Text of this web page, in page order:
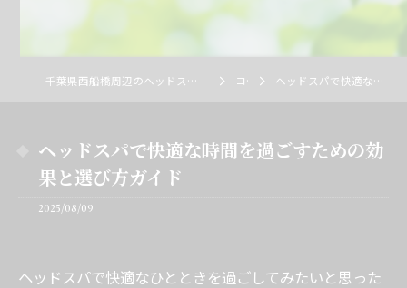
千葉県西船橋周辺のヘッドスパならOlu まつ毛パーマ&ドライヘッドマッサージ専門店 コラム ヘッドスパで快適な時間を過ごすための効果と選び方ガイド
ヘッドスパで快適な時間を過ごすための効
果と選び方ガイド
2025/08/09
ヘッドスパで快適なひとときを過ごしてみたいと思った